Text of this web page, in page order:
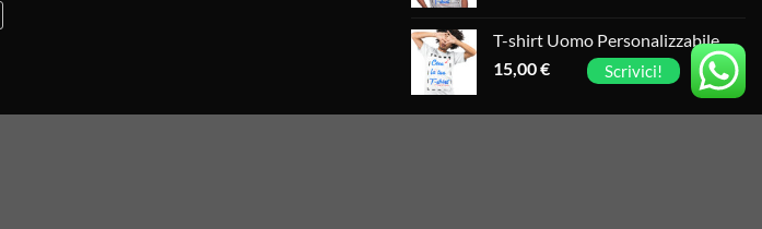
T-shirt Uomo Personalizzabile
15,00€ Scrivici!